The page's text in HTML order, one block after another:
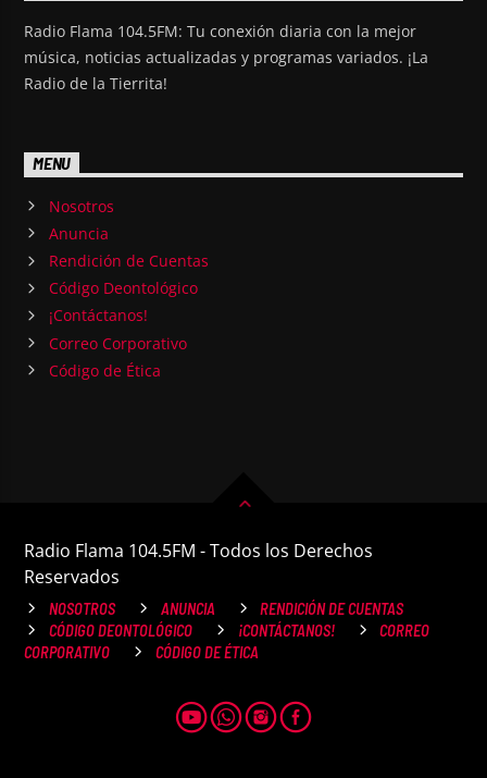
Radio Flama 104.5FM: Tu conexión diaria con la mejor
música, noticias actualizadas y programas variados. ¡La
Radio de la Tierrita!
MENU
Nosotros
Anuncia
Rendición de Cuentas
Código Deontológico
¡Contáctanos!
Correo Corporativo
Código de Ética
Radio Flama 104.5FM - Todos los Derechos
Reservados
NOSOTROS ANUNCIA
RENDICIÓN DE CUENTAS
CÓDIGO DEONTOLÓGICO
¡CONTÁCTANOS!
CORREO
CORPORATIVO
CÓDIGO DE ÉTICA